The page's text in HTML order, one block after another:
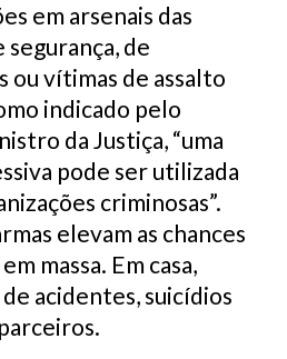
em arsenais das
de
ou vítimas de assalto
indicado pelo
da Justiça, “uma
pode ser utilizada
criminosas”.
elevam as chances
massa. Em casa,
acidentes, suicídios